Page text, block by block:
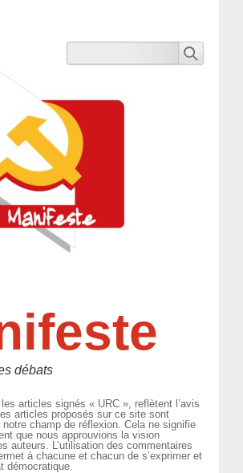
débats
articles signés « URC », reflètent l’avis
articles proposés sur ce site sont
champ de réflexion. Cela ne signifie
que nous approuvions la vision
auteurs. L’utilisation des commentaires
à chacune et chacun de s’exprimer et
démocratique.